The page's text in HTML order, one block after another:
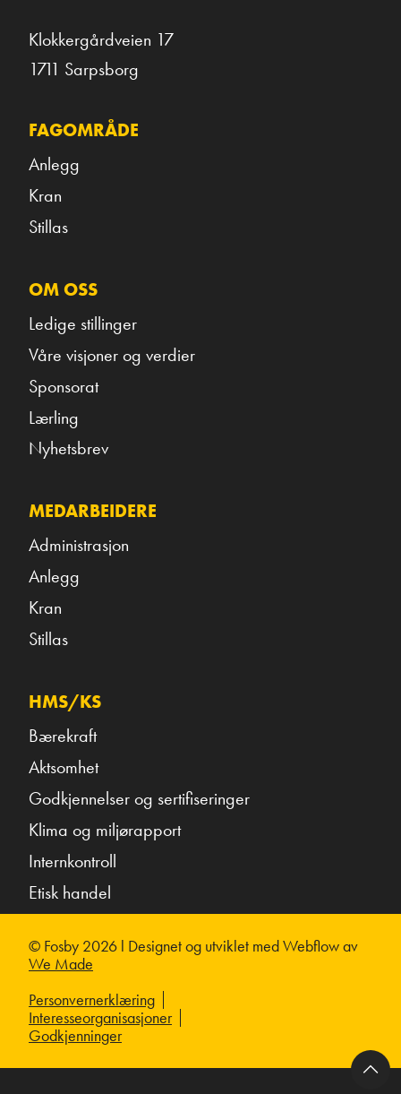
Klokkergårdveien 17
1711 Sarpsborg
FAGOMRÅDE
Anlegg
Kran
Stillas
OM OSS
Ledige stillinger
Våre visjoner og verdier
Sponsorat
Lærling
Nyhetsbrev
MEDARBEIDERE
Administrasjon
Anlegg
Kran
Stillas
HMS/KS
Bærekraft
Aktsomhet
Godkjennelser og sertifiseringer
Klima og miljørapport
Internkontroll
Etisk handel
Personvernerklæring
Interesseorganisasjoner
Godkjenninger
© Fosby 2026 l Designet og utviklet med Webflow av
We Made